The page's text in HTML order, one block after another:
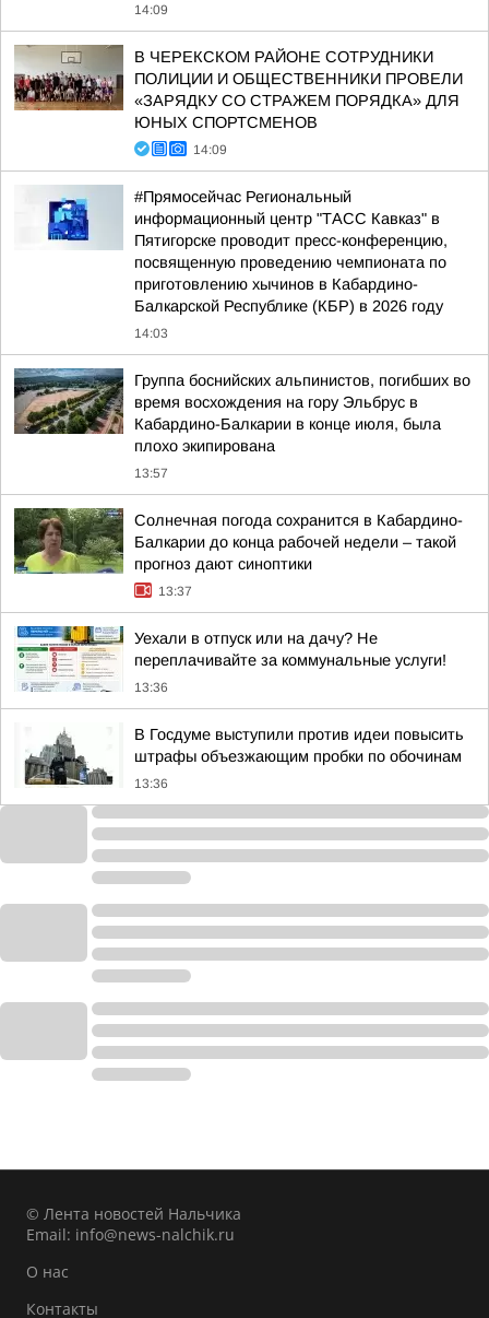
14:09
В ЧЕРЕКСКОМ РАЙОНЕ СОТРУДНИКИ
ПОЛИЦИИ И ОБЩЕСТВЕННИКИ ПРОВЕЛИ
«ЗАРЯДКУ СО СТРАЖЕМ ПОРЯДКА» ДЛЯ
ЮНЫХ СПОРТСМЕНОВ
14:09
#Прямосейчас Региональный
информационный центр "ТАСС Кавказ" в
Пятигорске проводит пресс-конференцию,
посвященную проведению чемпионата по
приготовлению хычинов в Кабардино-
Балкарской Республике (КБР) в 2026 году
14:03
Группа боснийских альпинистов, погибших во
время восхождения на гору Эльбрус в
Кабардино-Балкарии в конце июля, была
плохо экипирована
13:57
Солнечная погода сохранится в Кабардино-
Балкарии до конца рабочей недели – такой
прогноз дают синоптики
13:37
Уехали в отпуск или на дачу? Не
переплачивайте за коммунальные услуги!
13:36
В Госдуме выступили против идеи повысить
штрафы объезжающим пробки по обочинам
13:36
© Лента новостей Нальчика
Email: info@news-nalchik.ru
О нас
Контакты